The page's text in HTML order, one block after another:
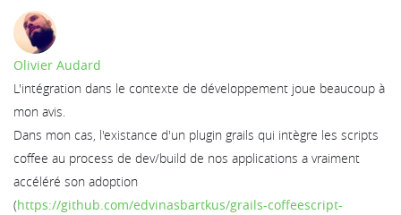
Olivier Audard
L'intégration dans le contexte de développement joue beaucoup à
mon avis.
Dans mon cas, l'existance d'un plugin grails qui intègre les scripts
coffee au process de dev/build de nos applications a vraiment
accéléré son adoption
(https://github.com/edvinasbartkus/grails-coffeescript-